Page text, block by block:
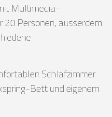
Multimedia-
Personen, ausserdem
Schlafzimmer
Bett und eigenem